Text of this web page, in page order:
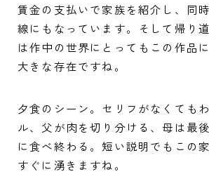
賃金の支払いで家族を紹介し、同
線にもなっています。そして帰り
は作中の世界にとってもこの作品
大きな存在ですね。
夕食のシーン。セリフがなくても
ル、父が肉を切り分ける、母は最
に食べ終わる。短い説明でもこの
すぐに湧きますね。